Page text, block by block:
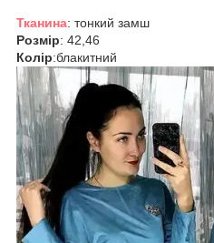
Тканина: тонкий замш
Розмір: 42,46
Колір:блакитний